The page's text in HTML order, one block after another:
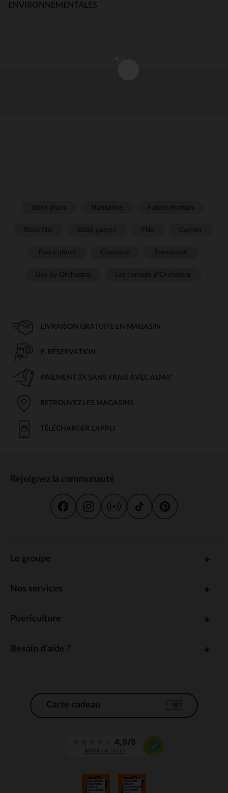
ENVIRONNEMENTALES
LIVRAISON GRATUITE EN MAGASIN
E-RÉSERVATION
PAIEMENT 3X SANS FRAIS AVEC ALMA*
RETROUVEZ LES MAGASINS
TÉLÉCHARGER L'APPLI
Rejoignez la communauté
Le groupe
Nos services
Puériculture
Besoin d'aide ?
Carte cadeau